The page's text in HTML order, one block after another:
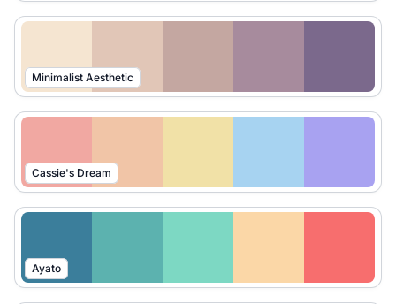
Minimalist Aesthetic
Cassie's Dream
Ayato